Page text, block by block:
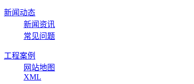
新闻动态
新闻资讯
常见问题
工程案例
网站地图
XML